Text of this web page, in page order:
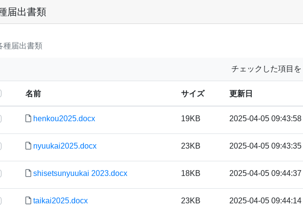
届出書類
種届出書類
チェックした項目を
名前 サイズ 更新日
henkou2025.docx 19KB 2025-04-05 09:43:58
nyuukai2025.docx 23KB 2025-04-05 09:43:35
shisetsunyuukai 2023.docx 18KB 2025-04-05 09:44:37
taikai2025.docx 23KB 2025-04-05 09:44:14